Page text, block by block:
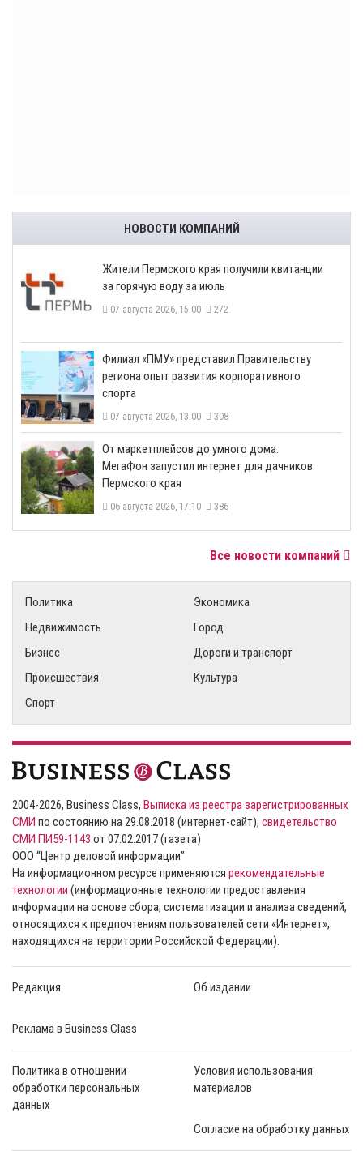
НОВОСТИ КОМПАНИЙ
​Жители Пермского края получили квитанции
за горячую воду за июль
07 августа 2026, 15:00 272
​Филиал «ПМУ» представил Правительству
региона опыт развития корпоративного
спорта
07 августа 2026, 13:00 308
От маркетплейсов до умного дома:
МегаФон запустил интернет для дачников
Пермского края
06 августа 2026, 17:10 386
Все новости компаний
Политика
Экономика
Недвижимость
Город
Бизнес
Дороги и транспорт
Происшествия
Культура
Спорт
2004-2026, Business Class, Выписка из реестра зарегистрированных
СМИ по состоянию на 29.08.2018 (интернет-сайт), свидетельство
СМИ ПИ59-1143 от 07.02.2017 (газета)
ООО “Центр деловой информации”
На информационном ресурсе применяются рекомендательные
технологии (информационные технологии предоставления
информации на основе сбора, систематизации и анализа сведений,
относящихся к предпочтениям пользователей сети «Интернет»,
находящихся на территории Российской Федерации).
Редакция Об издании
Реклама в Business Class
Политика в отношении
обработки персональных
данных
Условия использования
материалов
Согласие на обработку данных